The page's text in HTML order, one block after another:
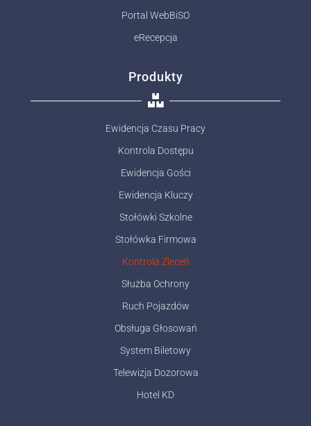
Portal WebBiSO
eRecepcja
Produkty
Ewidencja Czasu Pracy
Kontrola Dostępu
Ewidencja Gości
Ewidencja Kluczy
Stołówki Szkolne
Stołówka Firmowa
Kontrola Zleceń
Służba Ochrony
Ruch Pojazdów
Obsługa Głosowań
System Biletowy
Telewizja Dozorowa
Hotel KD